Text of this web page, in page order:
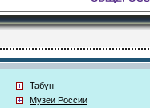
Табун
Музеи России